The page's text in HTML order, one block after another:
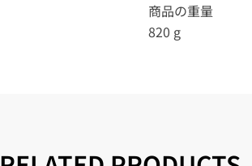
商品の重量
820 g